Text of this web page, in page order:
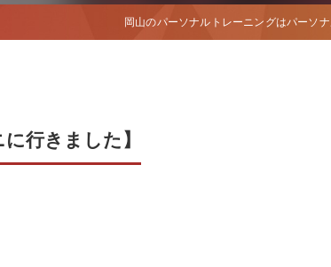
岡山のパーソナルトレーニングはパーソ
行きました】